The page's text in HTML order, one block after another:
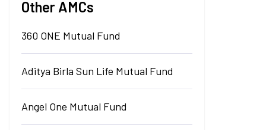
Other AMCs
360 ONE Mutual Fund
Aditya Birla Sun Life Mutual Fund
Angel One Mutual Fund